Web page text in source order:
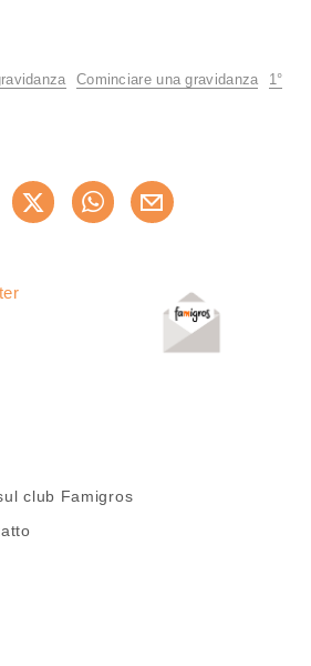
Cominciare una gravidanza
1°
Consiglia ora
club Famigros